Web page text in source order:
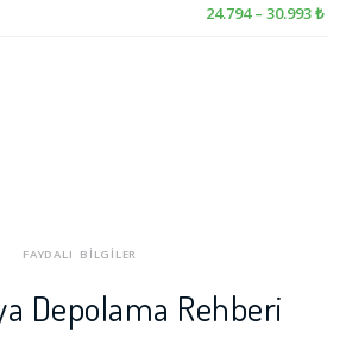
24.794 – 30.993 ₺
FAYDALI BİLGİLER
Depolama Rehberi